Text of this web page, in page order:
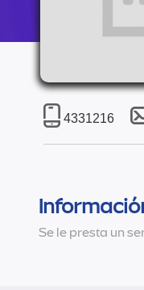
4331216
Se le presta un